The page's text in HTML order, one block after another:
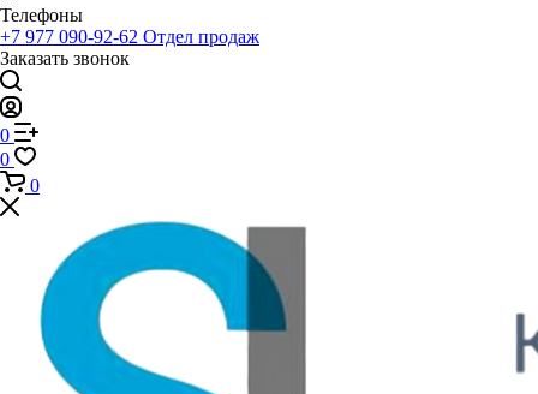
Телефоны
+7 977 090-92-62 Отдел продаж
Заказать звонок
0
0
0